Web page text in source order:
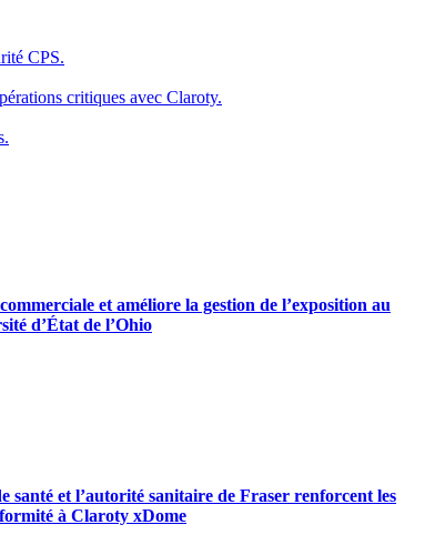
CPS.
critiques avec Claroty.
et améliore la gestion de l’exposition au
d’État de l’Ohio
santé et l’autorité sanitaire de Fraser renforcent les
à Claroty xDome